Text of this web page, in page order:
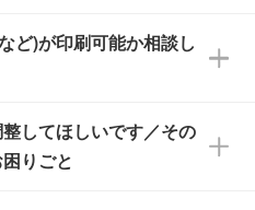
て無料でデザインデー
ップロードしてご入稿
タッフがデータに不備
様と確認してから印
心ください。
レートのご用意があり
刷方法・テンプレー
PDF形式ですが、
いてご利用いただけ
ど)が印刷可能か相談し
像度かどうか、担当ス
ます。
してほしいです／その
りごと